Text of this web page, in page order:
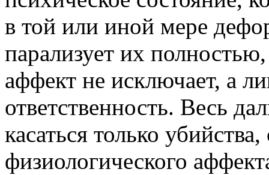
в той или иной мере
парализует их
аффект не исключает, а
ответственность. Весь
касаться только
физиологического